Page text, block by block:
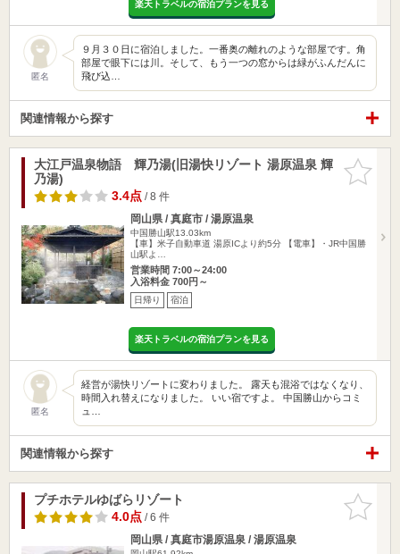
楽天トラベルの宿泊プランを見る
匿名
９月３０日に宿泊しました。一番奥の離れのような部屋です。角
部屋で眼下には川。そして、もう一つの窓からは緑がふんだんに
飛び込…
関連情報から探す
お気に入
りに追加
大江戸温泉物語 輝乃湯(旧湯快リゾート 湯原温泉 輝
乃湯)
3.4点/ 8 件
岡山県 / 真庭市 / 湯原温泉
中国勝山駅13.03km
【車】米子自動車道 湯原ICより約5分 【電車】・JR中国勝
山駅よ…
営業時間 7:00～24:00
入浴料金 700円～
日帰り 宿泊
楽天トラベルの宿泊プランを見る
匿名
経営が湯快リゾートに変わりました。 露天も混浴ではなくなり、
時間入れ替えになりました。 いい宿ですよ。 中国勝山からコミ
ュ…
関連情報から探す
お気に入
りに追加
プチホテルゆばらリゾート
4.0点/ 6 件
岡山県 / 真庭市湯原温泉 / 湯原温泉